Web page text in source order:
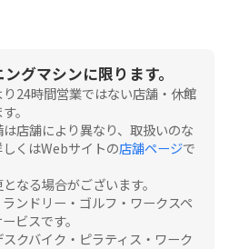
グマシンに限ります。
24時間営業ではない店舗・休館
。
店舗により異なり、取扱いのな
くはWebサイトの店舗ページで
なる場合がございます。
ンドリー・ゴルフ・ワークスペ
ビスです。
クバイク・ピラティス・ワーク